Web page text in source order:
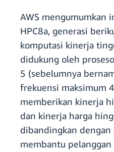
AWS mengumumkan
HPC8a, generasi
komputasi kinerja
didukung oleh
5 (sebelumnya
frekuensi maksimum
memberikan kinerja
dan kinerja harga
dibandingkan dengan
membantu